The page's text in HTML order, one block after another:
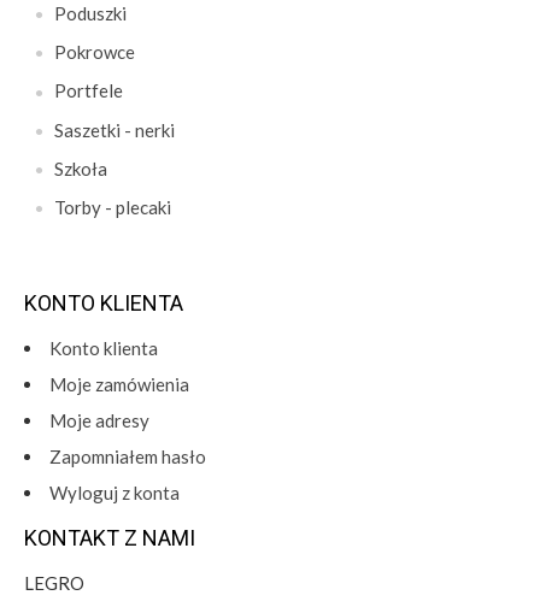
Poduszki
Pokrowce
Portfele
Saszetki - nerki
Szkoła
Torby - plecaki
KONTO KLIENTA
Konto klienta
Moje zamówienia
Moje adresy
Zapomniałem hasło
Wyloguj z konta
KONTAKT Z NAMI
LEGRO